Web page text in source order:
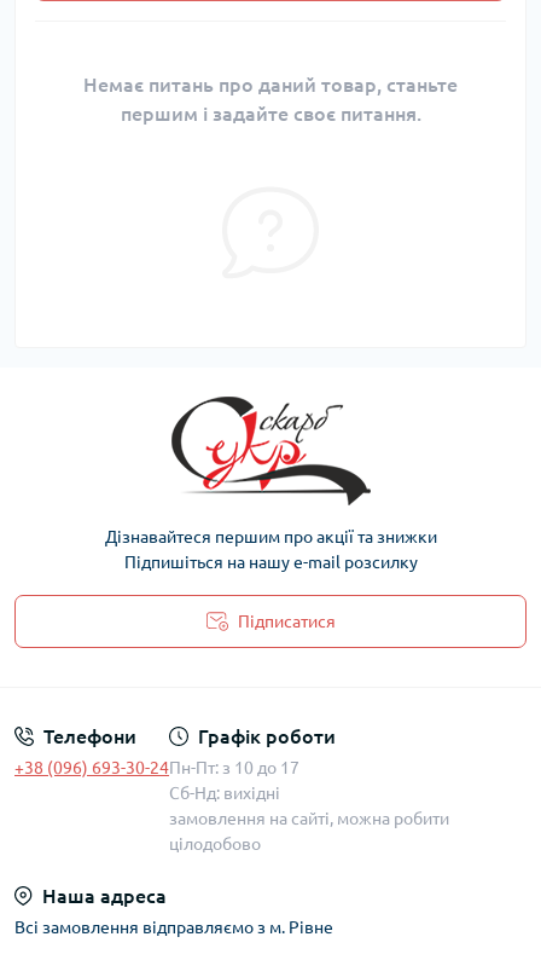
Немає питань про даний товар, станьте
першим і задайте своє питання.
Дізнавайтеся першим про акції та знижки
Підпишіться на нашу e-mail розсилку
Підписатися
Телефони
+38 (096) 693-30-24
Графік роботи
Пн-Пт: з 10 до 17
Сб-Нд: вихідні
замовлення на сайті, можна робити
цілодобово
Наша адреса
Всі замовлення відправляємо з м. Рівне